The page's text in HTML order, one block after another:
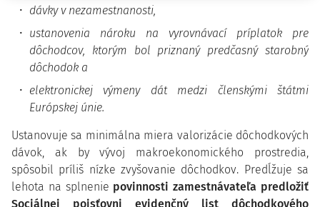
dávky v nezamestnanosti,
ustanovenia nároku na vyrovnávací príplatok pre
dôchodcov, ktorým bol priznaný predčasný starobný
dôchodok a
elektronickej výmeny dát medzi členskými štátmi
Európskej únie.
Ustanovuje sa minimálna miera valorizácie dôchodkových
dávok, ak by vývoj makroekonomického prostredia,
spôsobil príliš nízke zvyšovanie dôchodkov. Predĺžuje sa
lehota na splnenie povinnosti zamestnávateľa predložiť
Sociálnej poisťovni evidenčný list dôchodkového